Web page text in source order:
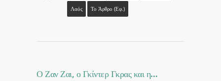
Λαός Το Άρθρο (εφ.)
Ο Ζαν Ζαι, ο Γκίντερ Γκρας και η…